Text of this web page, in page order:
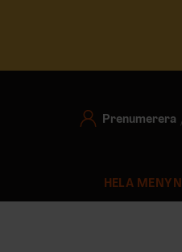
Prenumerera
HELA MENYN